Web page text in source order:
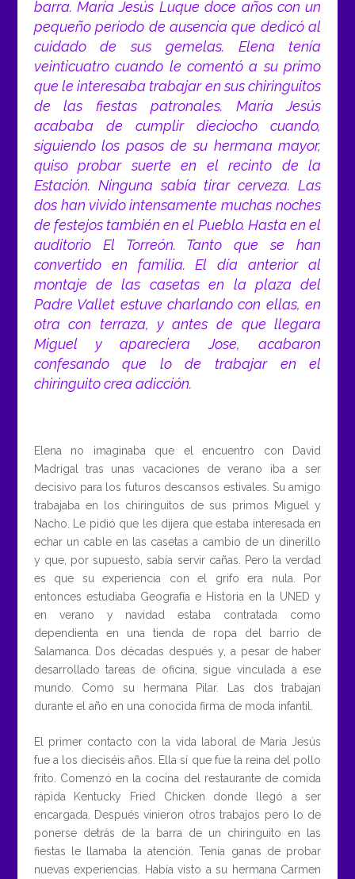
barra. María Jesús Luque doce años con un
pequeño periodo de ausencia que dedicó al
cuidado de sus gemelas. Elena tenía
veinticuatro cuando le comentó a su primo
que le interesaba trabajar en sus chiringuitos
de las fiestas patronales. María Jesús
acababa de cumplir dieciocho cuando,
siguiendo los pasos de su hermana mayor,
quiso probar suerte en el recinto de la
Estación. Ninguna sabía tirar cerveza. Las
dos han vivido intensamente muchas noches
de festejos también en el Pueblo. Hasta en el
auditorio El Torreón. Tanto que se han
convertido en familia. El día anterior al
montaje de las casetas en la plaza del
Padre Vallet estuve charlando con ellas, en
otra con terraza, y antes de que llegara
Miguel y apareciera Jose, acabaron
confesando que lo de trabajar en el
chiringuito crea adicción.
Elena no imaginaba que el encuentro con David
Madrigal tras unas vacaciones de verano iba a ser
decisivo para los futuros descansos estivales. Su amigo
trabajaba en los chiringuitos de sus primos Miguel y
Nacho. Le pidió que les dijera que estaba interesada en
echar un cable en las casetas a cambio de un dinerillo
y que, por supuesto, sabía servir cañas. Pero la verdad
es que su experiencia con el grifo era nula. Por
entonces estudiaba Geografía e Historia en la UNED y
en verano y navidad estaba contratada como
dependienta en una tienda de ropa del barrio de
Salamanca. Dos décadas después y, a pesar de haber
desarrollado tareas de oficina, sigue vinculada a ese
mundo. Como su hermana Pilar. Las dos trabajan
durante el año en una conocida firma de moda infantil.
El primer contacto con la vida laboral de María Jesús
fue a los dieciséis años. Ella sí que fue la reina del pollo
frito. Comenzó en la cocina del restaurante de comida
rápida Kentucky Fried Chicken donde llegó a ser
encargada. Después vinieron otros trabajos pero lo de
ponerse detrás de la barra de un chiringuito en las
fiestas le llamaba la atención. Tenía ganas de probar
nuevas experiencias. Había visto a su hermana Carmen